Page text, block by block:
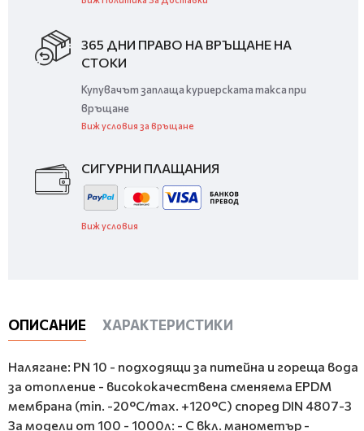
365 ДНИ ПРАВО НА ВРЪЩАНЕ НА
СТОКИ
Купувачът заплаща куриерската такса при
връщане
Виж условия за връщане
СИГУРНИ ПЛАЩАНИЯ
Виж условия
ОПИСАНИЕ ХАРАКТЕРИСТИКИ
Налягане: PN 10 - подходящи за питейна и гореща вода
за отопление - висококачествена сменяема EPDM
мембрана (min. -20°C/max. +120°C) според DIN 4807-3
За модели от 100 - 1000л: - С вкл. манометър -